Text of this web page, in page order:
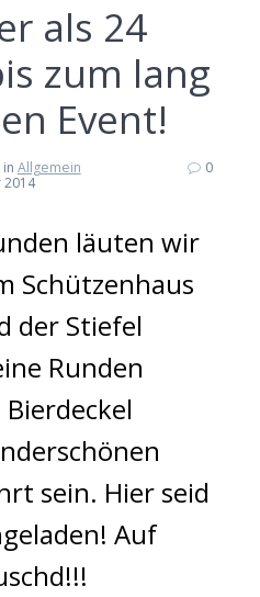
als 24
zum lang
Event!
in Allgemein
2014
0
läuten wir
Schützenhaus
der Stiefel
Runden
sein. Hier seid
Auf